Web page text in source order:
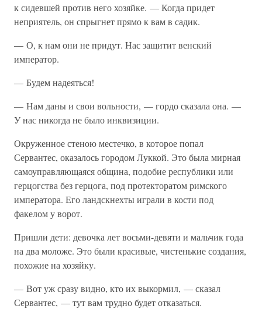
к сидевшей против него хозяйке. — Когда придет
неприятель, он спрыгнет прямо к вам в садик.
— О, к нам они не придут. Нас защитит венский
император.
— Будем надеяться!
— Нам даны и свои вольности, — гордо сказала она. —
У нас никогда не было инквизиции.
Окруженное стеною местечко, в которое попал
Сервантес, оказалось городом Луккой. Это была мирная
самоуправляющаяся община, подобие республики или
герцогства без герцога, под протекторатом римского
императора. Его ландскнехты играли в кости под
факелом у ворот.
Пришли дети: девочка лет восьми-девяти и мальчик года
на два моложе. Это были красивые, чистенькие создания,
похожие на хозяйку.
— Вот уж сразу видно, кто их выкормил, — сказал
Сервантес, — тут вам трудно будет отказаться.